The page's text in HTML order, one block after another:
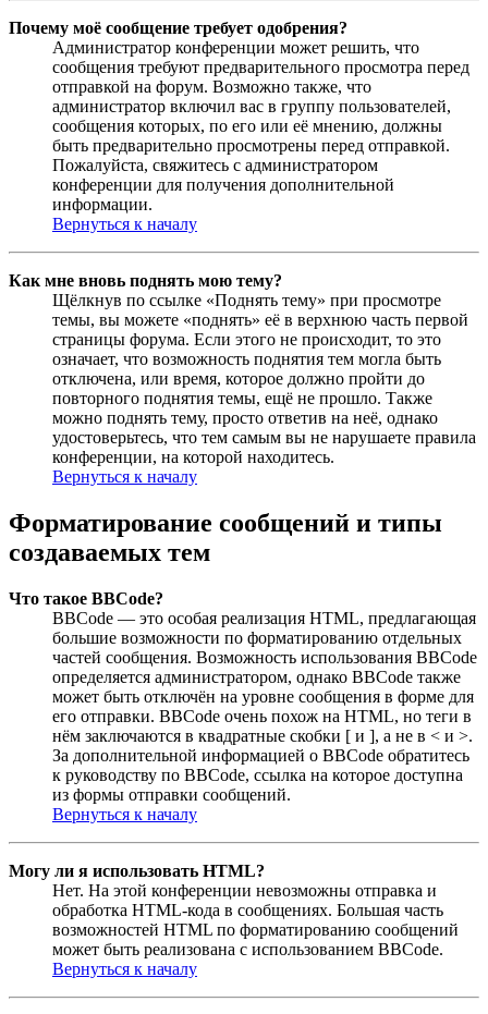
Почему моё сообщение требует одобрения?
Администратор конференции может решить, что
сообщения требуют предварительного просмотра перед
отправкой на форум. Возможно также, что
администратор включил вас в группу пользователей,
сообщения которых, по его или её мнению, должны
быть предварительно просмотрены перед отправкой.
Пожалуйста, свяжитесь с администратором
конференции для получения дополнительной
информации.
Вернуться к началу
Как мне вновь поднять мою тему?
Щёлкнув по ссылке «Поднять тему» при просмотре
темы, вы можете «поднять» её в верхнюю часть первой
страницы форума. Если этого не происходит, то это
означает, что возможность поднятия тем могла быть
отключена, или время, которое должно пройти до
повторного поднятия темы, ещё не прошло. Также
можно поднять тему, просто ответив на неё, однако
удостоверьтесь, что тем самым вы не нарушаете правила
конференции, на которой находитесь.
Вернуться к началу
Форматирование сообщений и типы
создаваемых тем
Что такое BBCode?
BBCode — это особая реализация HTML, предлагающая
большие возможности по форматированию отдельных
частей сообщения. Возможность использования BBCode
определяется администратором, однако BBCode также
может быть отключён на уровне сообщения в форме для
его отправки. BBCode очень похож на HTML, но теги в
нём заключаются в квадратные скобки [ и ], а не в < и >.
За дополнительной информацией о BBCode обратитесь
к руководству по BBCode, ссылка на которое доступна
из формы отправки сообщений.
Вернуться к началу
Могу ли я использовать HTML?
Нет. На этой конференции невозможны отправка и
обработка HTML-кода в сообщениях. Большая часть
возможностей HTML по форматированию сообщений
может быть реализована с использованием BBCode.
Вернуться к началу